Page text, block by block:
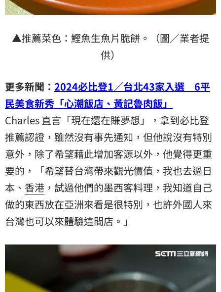
▲推薦菜色：鰹魚生魚片脆餅。（圖／業者提
供）
更多新聞： 2024必比登1／台北43家入選 6平
民美食新秀「心潮飯店、黃記魯肉飯」
Charles 直言「現在還在賺夢想」，拿到必比登
推薦認證，雖然沒有事先通知，但他說沒有特別
意外，除了希望藉此增加客源以外，他覺得更重
要的，「希望替台灣帶來觀光價值，我也去過日
本、 香港 ，試過他們的墨西客料理，我知道自己
做的東西放在亞洲來看是很特別，也許外國人來
台灣也可以來體驗這間店。」